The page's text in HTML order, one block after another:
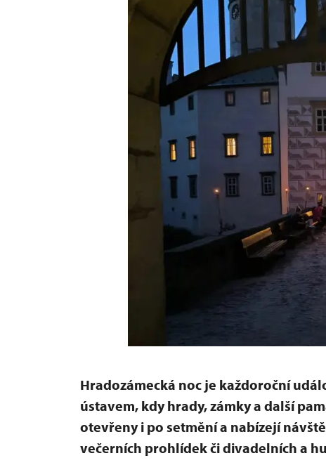
Hradozámecká noc je každoroční
ústavem, kdy hrady, zámky a další
otevřeny i po setmění a nabízejí
večerních prohlídek či divadelních a